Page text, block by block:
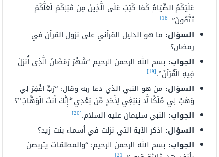
عَلَيْكُمُ الصِّيَامُ كَمَا كُتِبَ عَلَى الَّذِينَ مِن قَبْلِكُمْ لَعَلَّكُمْ
تَتَّقُونَ”.[18]
السؤال: ما هو الدليل القرآني على نزول القرآن في
رمضان؟
الجواب: بسم الله الرحمن الرحيم “شَهْرُ رَمَضَانَ الَّذِي أُنزِلَ
فِيهِ الْقُرْآنُ”.[19]
السؤال: من هو النبي الذي دعا ربه وقال: “رَبِّ اغْفِرْ لِي
وَهَبْ لِي مُلْكًا لَّا يَنبَغِي لِأَحَدٍ مِّن بَعْدِي ۖ إِنَّكَ أَنتَ الْوَهَّابُ”؟
الجواب: النبي سليمان عليه السلام.[20]
السؤال: اذكر الآية التي نزلت في أسماء بنت زيد؟
الجواب: بسم الله الرحمن الرحيم: “والمطلقات يتربصن